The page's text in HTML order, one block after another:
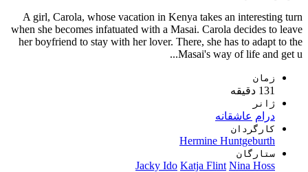
A girl, Carola, whose vacation in Kenya takes an interesting turn
when she becomes infatuated with a Masai. Carola decides to leave
her boyfriend to stay with her lover. There, she has to adapt to the
Masai's way of life and get u...
زمان
131 دقیقه
ژانر
درام عاشقانه
کارگردان
Hermine Huntgeburth
ستارگان
Jacky Ido Katja Flint Nina Hoss